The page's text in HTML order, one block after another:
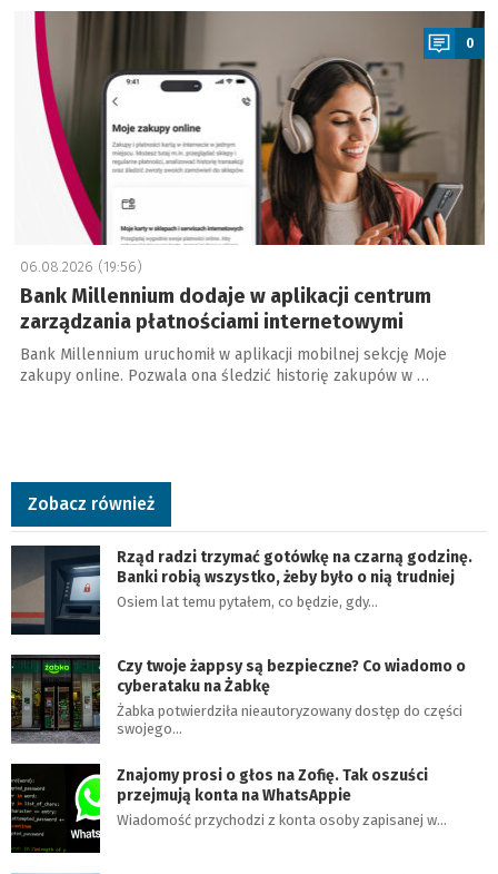
0
06.08.2026 (19:56)
Bank Millennium dodaje w aplikacji centrum
zarządzania płatnościami internetowymi
Bank Millennium uruchomił w aplikacji mobilnej sekcję Moje
zakupy online. Pozwala ona śledzić historię zakupów w …
Zobacz również
Rząd radzi trzymać gotówkę na czarną godzinę.
Banki robią wszystko, żeby było o nią trudniej
Osiem lat temu pytałem, co będzie, gdy…
Czy twoje żappsy są bezpieczne? Co wiadomo o
cyberataku na Żabkę
Żabka potwierdziła nieautoryzowany dostęp do części
swojego…
Znajomy prosi o głos na Zofię. Tak oszuści
przejmują konta na WhatsAppie
Wiadomość przychodzi z konta osoby zapisanej w…